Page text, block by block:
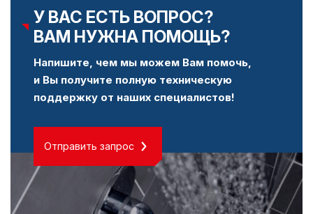
У ВАС ЕСТЬ ВОПРОС?
ВАМ НУЖНА ПОМОЩЬ?
Напишите, чем мы можем Вам помочь,
и Вы получите полную техническую
поддержку от наших специалистов!
Отправить запрос